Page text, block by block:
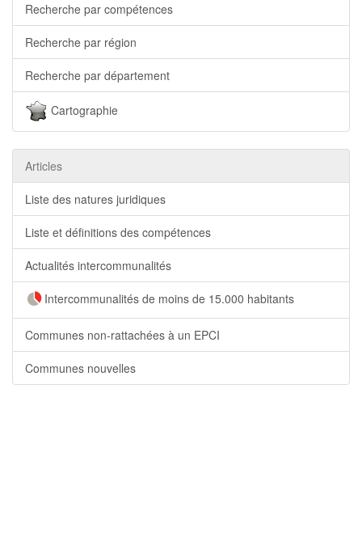
Recherche par compétences
Recherche par région
Recherche par département
Cartographie
Articles
Liste des natures juridiques
Liste et définitions des compétences
Actualités intercommunalités
Intercommunalités de moins de 15.000 habitants
Communes non-rattachées à un EPCI
Communes nouvelles